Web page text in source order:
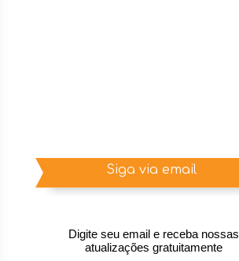
Siga via email
Digite seu email e receba nossas
atualizações gratuitamente